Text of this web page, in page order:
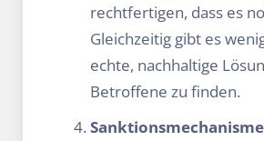
rechtfertigen, dass es
Gleichzeitig gibt es
echte, nachhaltige
Betroffene zu finden.